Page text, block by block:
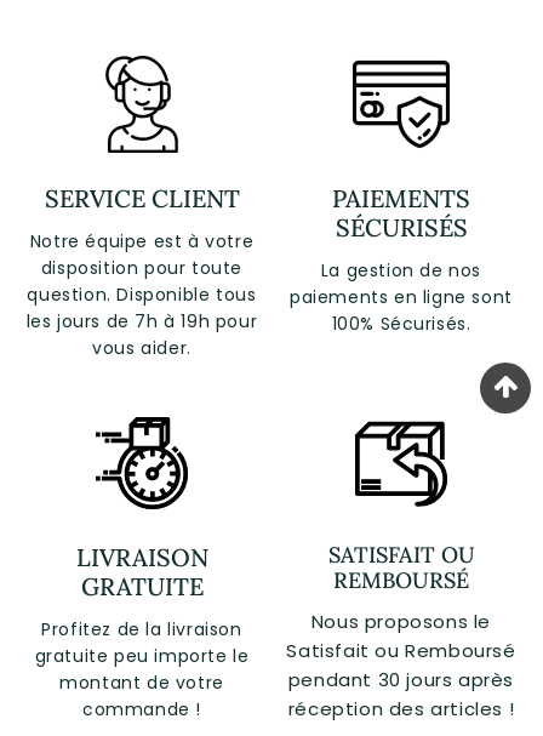
SERVICE CLIENT
Notre équipe est à votre
disposition pour toute
question. Disponible tous
les jours de 7h à 19h pour
vous aider.
PAIEMENTS
SÉCURISÉS
La gestion de nos
paiements en ligne sont
100% Sécurisés.
LIVRAISON
GRATUITE
Profitez de la livraison
gratuite peu importe le
montant de votre
commande !
SATISFAIT OU
REMBOURSÉ
Nous proposons le
Satisfait ou Remboursé
pendant 30 jours après
réception des articles !